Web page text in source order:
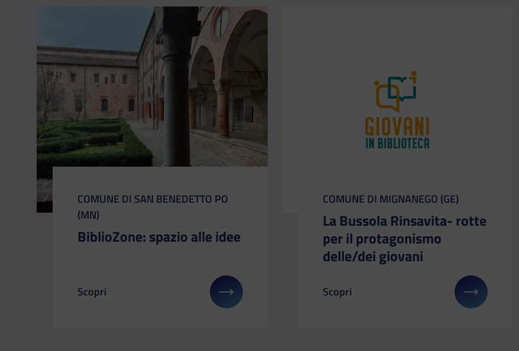
COMUNE DI SAN BENEDETTO PO
(MN)
BiblioZone: spazio alle idee
Il link ti porterà ad avere maggiori dettagli su: BiblioZone: spazio alle idee
Scopri
COMUNE DI MIGNANEGO (GE)
La Bussola Rinsavita- rotte
per il protagonismo
delle/dei giovani
Il link ti porterà ad avere maggiori dettagli
Scopri